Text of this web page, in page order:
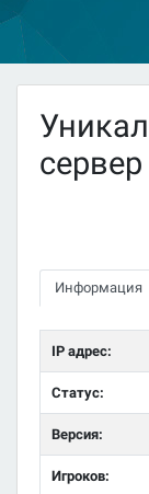
сервер
Информация
IP адрес:
Статус:
Версия:
Игроков: